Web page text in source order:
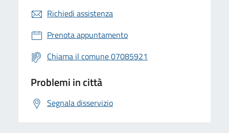
Richiedi assistenza
Prenota appuntamento
Chiama il comune 07085921
Problemi in città
Segnala disservizio